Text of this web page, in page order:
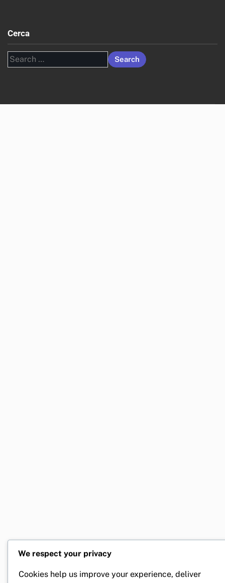
Cerca
Search
for:
We respect your privacy
Cookies help us improve your experience, deliver